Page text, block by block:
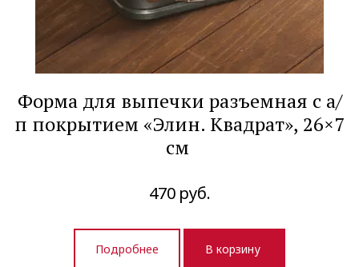
Форма для выпечки разъемная с а/
п покрытием «Элин. Квадрат», 26×7
см
470 руб.
Подробнее В корзину